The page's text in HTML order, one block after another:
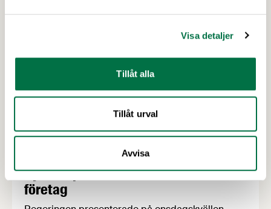
Visa detaljer
Tillåt alla
Tillåt urval
Avvisa
Nytt krispaket för små och medelstora
företag